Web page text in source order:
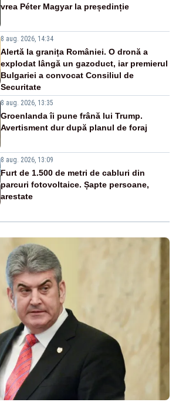
vrea Péter Magyar la președinție
8 aug. 2026, 14:34
Alertă la granița României. O dronă a
explodat lângă un gazoduct, iar premierul
Bulgariei a convocat Consiliul de
Securitate
8 aug. 2026, 13:35
Groenlanda îi pune frână lui Trump.
Avertisment dur după planul de foraj
8 aug. 2026, 13:09
Furt de 1.500 de metri de cabluri din
parcuri fotovoltaice. Șapte persoane,
arestate